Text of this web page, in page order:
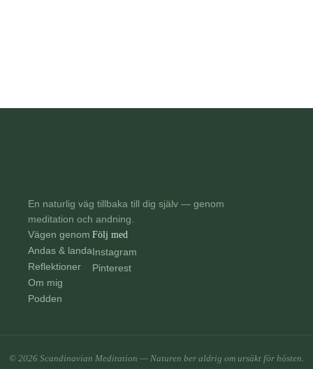
En naturlig väg tillbaka till dig själv — genom
meditation och andning.
Vägen genom
Andas & landa
Reflektioner
Om mig
Podden
Följ med
Instagram
Pinterest
© 2026 Scandinavian Meditation — Naturen ber aldrig om ursäkt för hösten.